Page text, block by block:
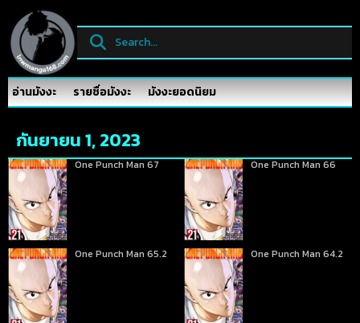
อ่านมังงะ รายชื่อมังงะ มังงะยอดนิยม
กันยายน 1, 2023
One Punch Man 67 One Punch Man 66
One Punch Man 65.2 One Punch Man 64.2